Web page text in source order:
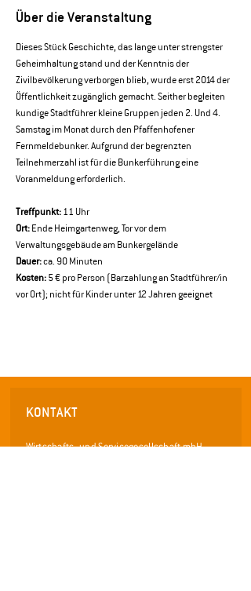
Über die Veranstaltung
Dieses Stück Geschichte, das lange unter strengster
Geheimhaltung stand und der Kenntnis der
Zivilbevölkerung verborgen blieb, wurde erst 2014 der
Öffentlichkeit zugänglich gemacht. Seither begleiten
kundige Stadtführer kleine Gruppen jeden 2. Und 4.
Samstag im Monat durch den Pfaffenhofener
Fernmeldebunker. Aufgrund der begrenzten
Teilnehmerzahl ist für die Bunkerführung eine
Voranmeldung erforderlich.
Treffpunkt: 11 Uhr
Ort: Ende Heimgartenweg, Tor vor dem
Verwaltungsgebäude am Bunkergelände
Dauer: ca. 90 Minuten
Kosten: 5 € pro Person (Barzahlung an Stadtführer/in
vor Ort); nicht für Kinder unter 12 Jahren geeignet
KONTAKT
Wirtschafts- und Servicegesellschaft mbH